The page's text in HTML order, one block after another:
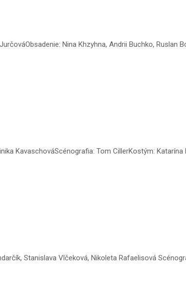
Nina Khzyhna, Andrii Buchko, Ruslan
KavaschováScénografia: Tom CillerKostým:
Stanislava Vlčeková, Nikoleta Rafaelisová